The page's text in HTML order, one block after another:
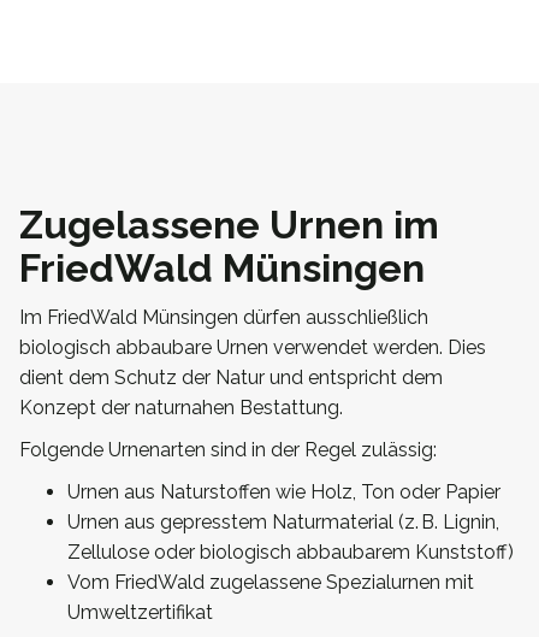
Zugelassene Urnen im
FriedWald Münsingen
Im FriedWald Münsingen dürfen ausschließlich
biologisch abbaubare Urnen verwendet werden. Dies
dient dem Schutz der Natur und entspricht dem
Konzept der naturnahen Bestattung.
Folgende Urnenarten sind in der Regel zulässig:
Urnen aus Naturstoffen wie Holz, Ton oder Papier
Urnen aus gepresstem Naturmaterial (z. B. Lignin,
Zellulose oder biologisch abbaubarem Kunststoff)
Vom FriedWald zugelassene Spezialurnen mit
Umweltzertifikat